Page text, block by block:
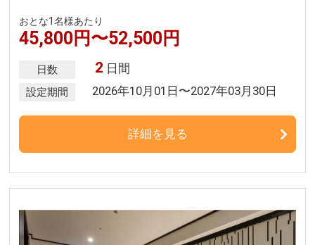
おとな1名様あたり
45,800円〜52,500円
日数 2 日間
設定期間 2026年10月01日〜2027年03月30日
詳細を見る